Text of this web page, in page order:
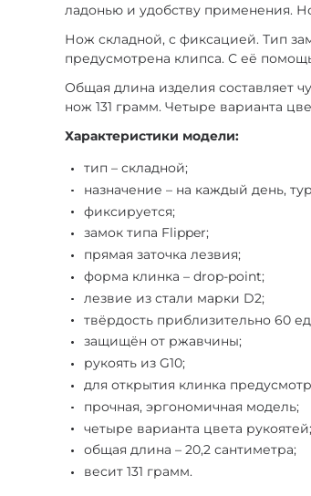
ладонью и удобству применения.
Нож складной, с фиксацией. Тип
предусмотрена клипса. С её
Общая длина изделия составляет
нож 131 грамм. Четыре варианта
Характеристики модели:
тип – складной;
назначение – на каждый день,
фиксируется;
замок типа Flipper;
прямая заточка лезвия;
форма клинка – drop-point;
лезвие из стали марки D2;
твёрдость приблизительно 60
защищён от ржавчины;
рукоять из G10;
для открытия клинка
прочная, эргономичная модель;
четыре варианта цвета рукоятей;
общая длина – 20,2 сантиметра;
весит 131 грамм.